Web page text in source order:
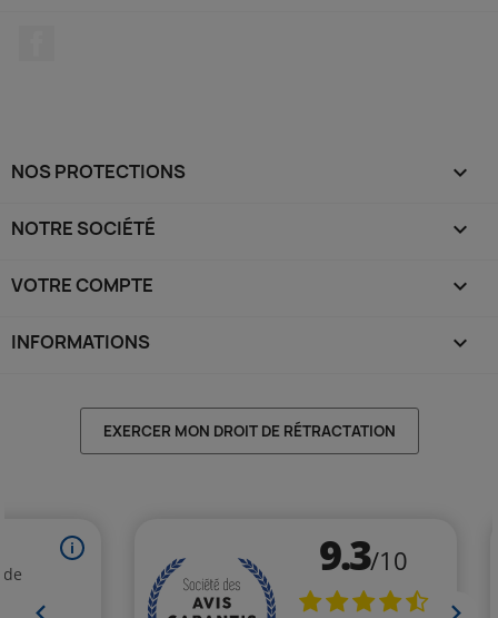
NOS PROTECTIONS 
NOTRE SOCIÉTÉ 
VOTRE COMPTE 
INFORMATIONS keyboard_arrow_down
EXERCER MON DROIT DE RÉTRACTATION